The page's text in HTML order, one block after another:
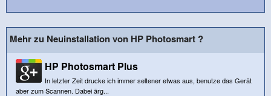
Mehr zu Neuinstallation von HP Photosmart ?
HP Photosmart Plus
In letzter Zeit drucke ich immer seltener etwas aus, benutze das Gerät
aber zum Scannen. Dabei ärg...